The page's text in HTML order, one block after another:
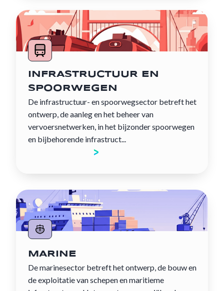
INFRASTRUCTUUR EN
SPOORWEGEN
De infrastructuur- en spoorwegsector betreft het
ontwerp, de aanleg en het beheer van
vervoersnetwerken, in het bijzonder spoorwegen
en bijbehorende infrastruct...
MARINE
De marinesector betreft het ontwerp, de bouw en
de exploitatie van schepen en maritieme